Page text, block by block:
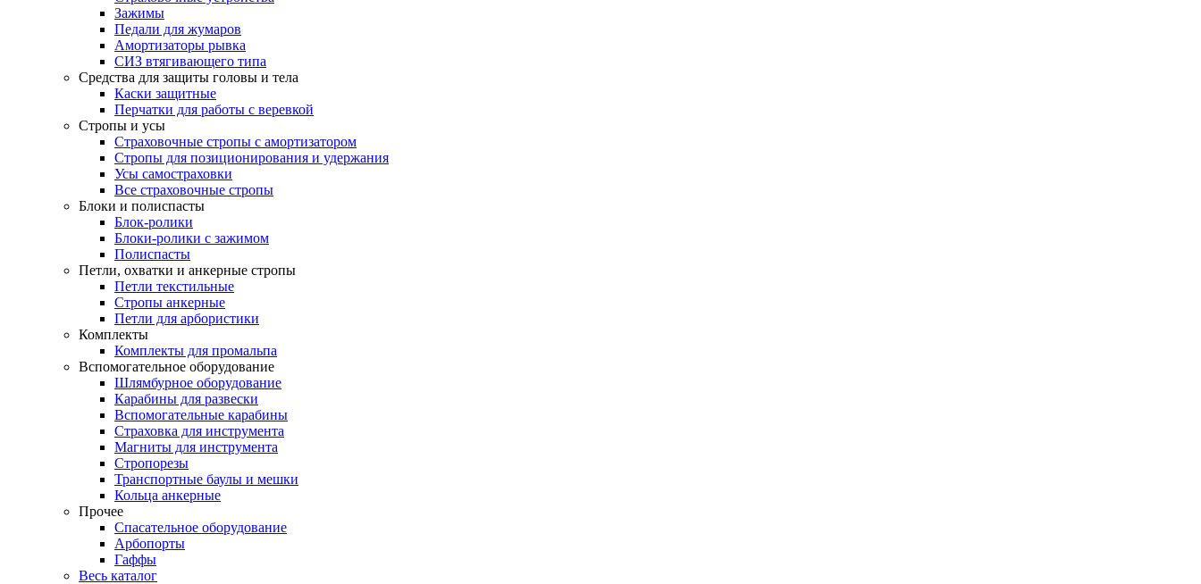
Зажимы
Педали для жумаров
Амортизаторы рывка
СИЗ втягивающего типа
Средства для защиты головы и тела
Каски защитные
Перчатки для работы с веревкой
Стропы и усы
Страховочные стропы с амортизатором
Стропы для позиционирования и удержания
Усы самостраховки
Все страховочные стропы
Блоки и полиспасты
Блок-ролики
Блоки-ролики с зажимом
Полиспасты
Петли, охватки и анкерные стропы
Петли текстильные
Стропы анкерные
Петли для арбористики
Комплекты
Комплекты для промальпа
Вспомогательное оборудование
Шлямбурное оборудование
Карабины для развески
Вспомогательные карабины
Страховка для инструмента
Магниты для инструмента
Стропорезы
Транспортные баулы и мешки
Кольца анкерные
Прочее
Спасательное оборудование
Арбопорты
Гаффы
Весь каталог